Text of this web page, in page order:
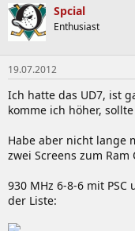
Spcial
Enthusiast
19.07.2012
Ich hatte das UD7, ist
komme ich höher,
Habe aber nicht lange
zwei Screens zum Ram
930 MHz 6-8-6 mit
der Liste: